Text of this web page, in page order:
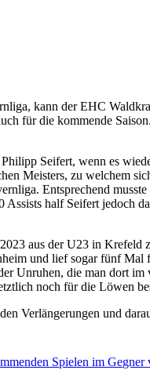
kann der EHC
für die kommende
Seifert, wenn es
Meisters, zu welchem
Entsprechend
half Seifert jedoch
aus der U23 in
und lief sogar fünf
Unruhen, die man dort
noch für die Löwen
Verlängerungen und